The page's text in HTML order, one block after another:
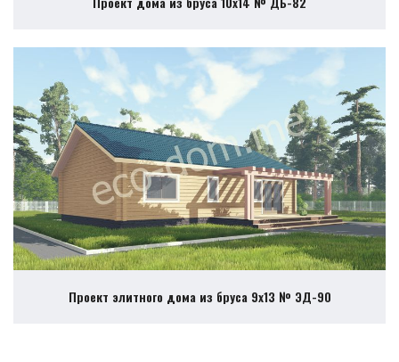
Проект элитного дома из бруса 9х13 № ЭД-90